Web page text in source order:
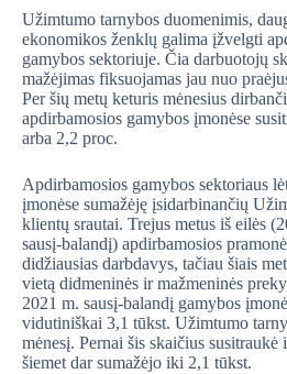
Užimtumo tarnybos duomenimis,
ekonomikos ženklų galima įžvelgti
gamybos sektoriuje. Čia darbuotojų
mažėjimas fiksuojamas jau nuo
Per šių metų keturis mėnesius
apdirbamosios gamybos įmonėse
arba 2,2 proc.
Apdirbamosios gamybos sektoriaus
įmonėse sumažėję įsidarbinančių
klientų srautai. Trejus metus iš eilės
sausį-balandį) apdirbamosios
didžiausias darbdavys, tačiau šiais
vietą didmeninės ir mažmeninės
2021 m. sausį-balandį gamybos
vidutiniškai 3,1 tūkst. Užimtumo
mėnesį. Pernai šis skaičius
šiemet dar sumažėjo iki 2,1 tūkst.